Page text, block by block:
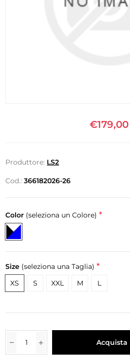
€179,00
Produttore: LS2
Cod.: 366182026-26
Color (seleziona un Colore) *
Size (seleziona una Taglia) *
XS S XXL M L
Acquista